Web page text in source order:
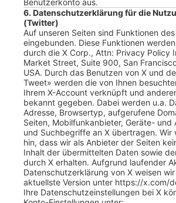
Benutzerkonto aus.
6. Datenschutzerklärung für die
(Twitter)
Auf unseren Seiten sind Funktionen
eingebunden. Diese Funktionen
durch die X Corp., Attn: Privacy Policy
Market Street, Suite 900, San
USA. Durch das Benutzen von X und
Tweet» werden die von Ihnen
Ihrem X-Account verknüpft und
bekannt gegeben. Dabei werden u.a.
Adresse, Browsertyp, aufgerufene
Seiten, Mobilfunkanbieter, Geräte- und
und Suchbegriffe an X übertragen. Wir
hin, dass wir als Anbieter der Seiten
Inhalt der übermittelten Daten sowie
durch X erhalten. Aufgrund laufender
Datenschutzerklärung von X weisen
aktuellste Version unter https://x.com/
Ihre Datenschutzeinstellungen bei X